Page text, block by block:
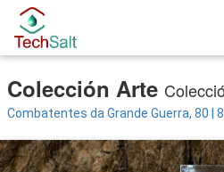
Colección Arte
Combatentes da Grande Guerra, 80 |